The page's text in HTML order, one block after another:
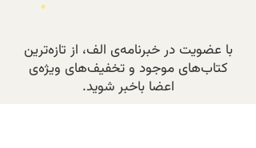
با عضویت در خبرنامه‌ی الف، از تازه‌ترین
کتاب‌های موجود و تخفیف‌های ویژه‌ی
اعضا باخبر شوید.